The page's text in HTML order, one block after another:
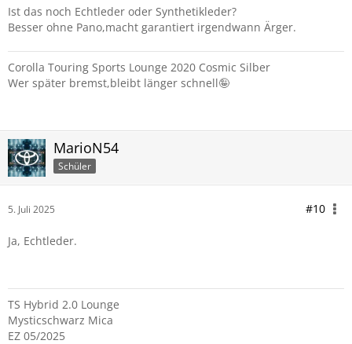
Ist das noch Echtleder oder Synthetikleder?
Besser ohne Pano,macht garantiert irgendwann Ärger.
Corolla Touring Sports Lounge 2020 Cosmic Silber
Wer später bremst,bleibt länger schnell🤪
MarioN54
Schüler
5. Juli 2025 #10
Ja, Echtleder.
TS Hybrid 2.0 Lounge
Mysticschwarz Mica
EZ 05/2025